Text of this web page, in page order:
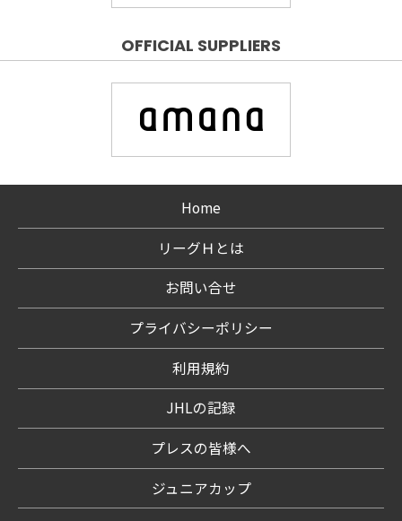
OFFICIAL SUPPLIERS
Home
リーグＨとは
お問い合せ
プライバシーポリシー
利用規約
JHLの記録
プレスの皆様へ
ジュニアカップ